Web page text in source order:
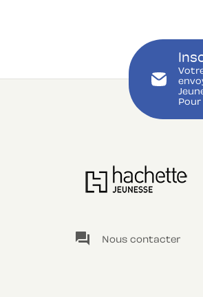
question_answer Nous contacter